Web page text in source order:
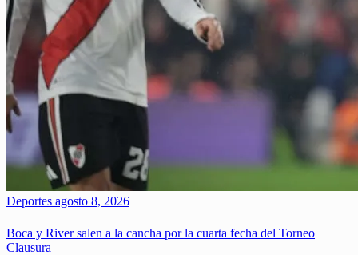
Deportes agosto 8, 2026
Boca y River salen a la cancha por la cuarta fecha del Torneo
Clausura